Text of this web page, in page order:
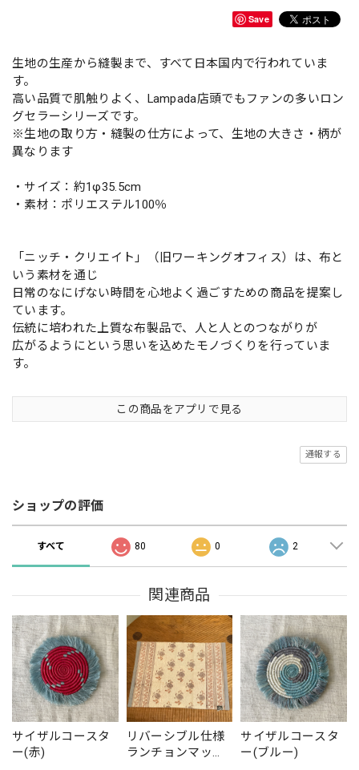
Save
生地の生産から縫製まで、すべて日本国内で行われていま
す。
高い品質で肌触りよく、Lampada店頭でもファンの多いロン
グセラーシリーズです。
※生地の取り方・縫製の仕方によって、生地の大きさ・柄が
異なります
・サイズ：約1φ35.5cm
・素材：ポリエステル100％
「ニッチ・クリエイト」（旧ワーキングオフィス）は、布と
いう素材を通じ
日常のなにげない時間を心地よく過ごすための商品を提案し
ています。
伝統に培われた上質な布製品で、人と人とのつながりが
広がるようにという思いを込めたモノづくりを行っていま
す。
この商品をアプリで見る
通報する
ショップの評価
すべて 80 0 2
関連商品
サイザルコースタ
ー(赤)
リバーシブル仕様
ランチョンマッ
サイザルコースタ
ー(ブルー)